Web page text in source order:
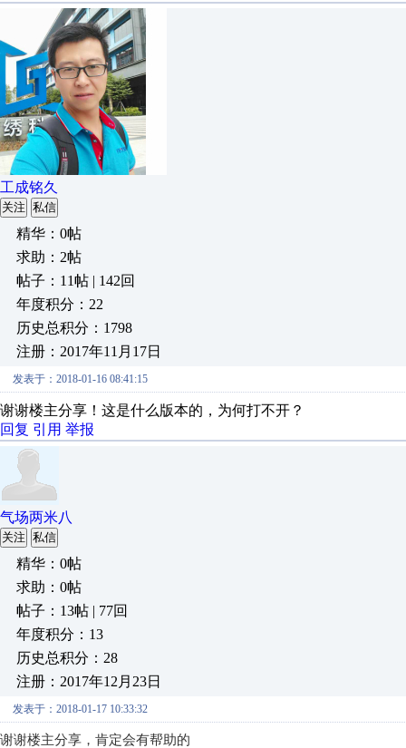
工成铭久
关注 私信
精华：0帖
求助：2帖
帖子：11帖 | 142回
年度积分：22
历史总积分：1798
注册：2017年11月17日
发表于：2018-01-16 08:41:15
谢谢楼主分享！这是什么版本的，为何打不开？
回复 引用 举报
气场两米八
关注 私信
精华：0帖
求助：0帖
帖子：13帖 | 77回
年度积分：13
历史总积分：28
注册：2017年12月23日
发表于：2018-01-17 10:33:32
谢谢楼主分享，肯定会有帮助的